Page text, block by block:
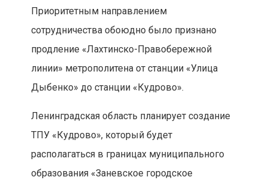
Приоритетным направлением
сотрудничества обоюдно было признано
продление «Лахтинско-Правобережной
линии» метрополитена от станции «Улица
Дыбенко» до станции «Кудрово».
Ленинградская область планирует создание
ТПУ «Кудрово», который будет
располагаться в границах муниципального
образования «Заневское городское